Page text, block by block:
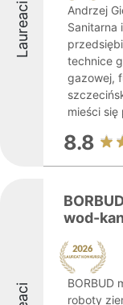
Laureaci
Andrzej
Sanitarna
technice
gazowej,
mieści
8.8
wod-
BORBUD
roboty